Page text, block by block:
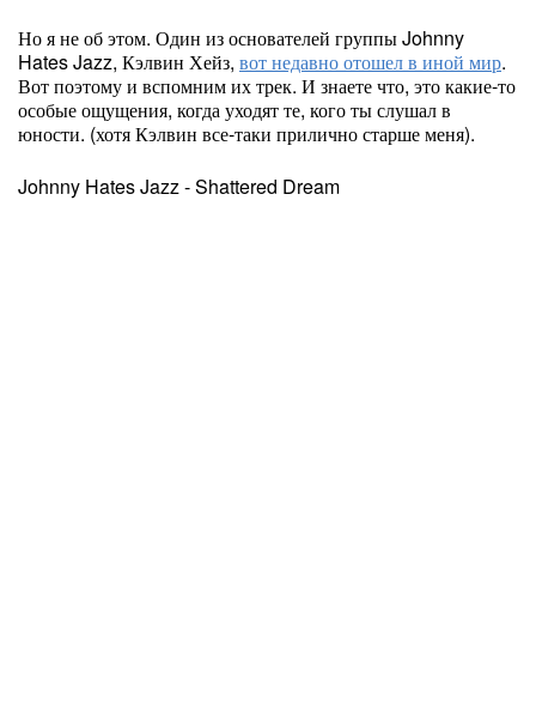
Но я не об этом. Один из основателей группы Johnny
Hates Jazz, Кэлвин Хейз, вот недавно отошел в иной мир.
Вот поэтому и вспомним их трек. И знаете что, это какие-то
особые ощущения, когда уходят те, кого ты слушал в
юности. (хотя Кэлвин все-таки прилично старше меня).
Johnny Hates Jazz - Shattered Dream